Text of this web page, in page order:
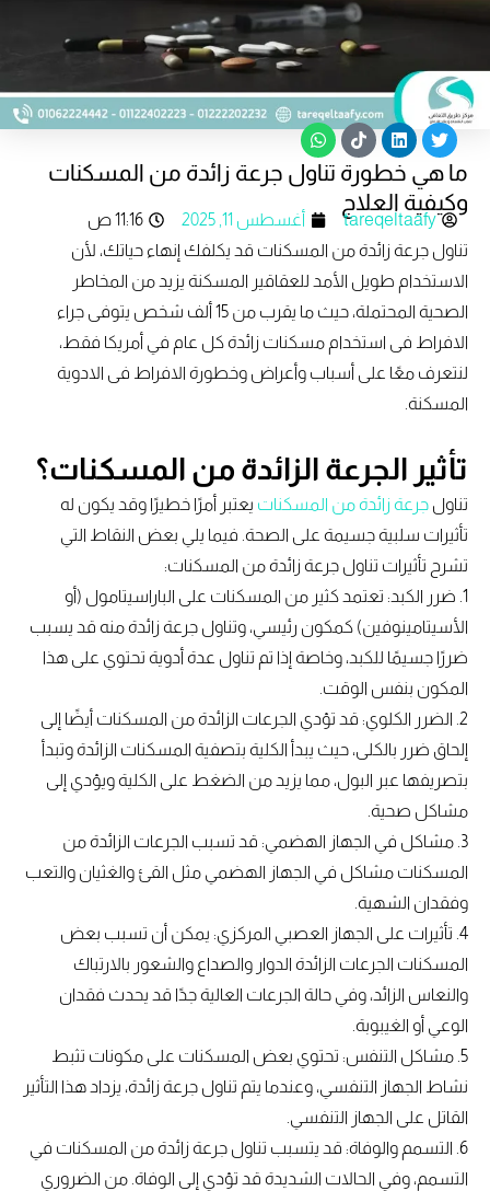
T
w
t
e
r
L
i
n
e
d
n
T
i
k
t
o
k
W
h
a
a
p
p
ما هي خطورة تناول جرعة زائدة من المسكنات
وكيفية العلاج
tareqeltaafy أغسطس 11, 2025
11:16 ص
تناول جرعة زائدة من المسكنات قد يكلفك إنهاء حياتك، لأن
الاستخدام طويل الأمد للعقاقير المسكنة يزيد من المخاطر
الصحية المحتملة، حيث ما يقرب من 15 ألف شخص يتوفى جراء
الافراط فى استخدام مسكنات زائدة كل عام في أمريكا فقط،
لنتعرف معًا على أسباب وأعراض وخطورة الافراط فى الادوية
المسكنة.
تأثير الجرعة الزائدة من المسكنات؟
تناول جرعة زائدة من المسكناتيعتبر أمرًا خطيرًا وقد يكون له
تأثيرات سلبية جسيمة على الصحة. فيما يلي بعض النقاط التي
تشرح تأثيرات تناول جرعة زائدة من المسكنات:
1. ضرر الكبد: تعتمد كثير من المسكنات على الباراسيتامول (أو
الأسيتامينوفين) كمكون رئيسي، وتناول جرعة زائدة منه قد يسبب
ضررًا جسيمًا للكبد، وخاصة إذا تم تناول عدة أدوية تحتوي على هذا
المكون بنفس الوقت.
2. الضرر الكلوي: قد تؤدي الجرعات الزائدة من المسكنات أيضًا إلى
إلحاق ضرر بالكلى، حيث يبدأ الكلية بتصفية المسكنات الزائدة وتبدأ
بتصريفها عبر البول، مما يزيد من الضغط على الكلية ويؤدي إلى
مشاكل صحية.
3. مشاكل في الجهاز الهضمي: قد تسبب الجرعات الزائدة من
المسكنات مشاكل في الجهاز الهضمي مثل القئ والغثيان والتعب
وفقدان الشهية.
4. تأثيرات على الجهاز العصبي المركزي: يمكن أن تسبب بعض
المسكنات الجرعات الزائدة الدوار والصداع والشعور بالارتباك
والنعاس الزائد، وفي حالة الجرعات العالية جدًا قد يحدث فقدان
الوعي أو الغيبوبة.
5. مشاكل التنفس: تحتوي بعض المسكنات على مكونات تثبط
نشاط الجهاز التنفسي، وعندما يتم تناول جرعة زائدة، يزداد هذا التأثير
القاتل على الجهاز التنفسي.
6. التسمم والوفاة: قد يتسبب تناول جرعة زائدة من المسكنات في
التسمم، وفي الحالات الشديدة قد تؤدي إلى الوفاة. من الضروري